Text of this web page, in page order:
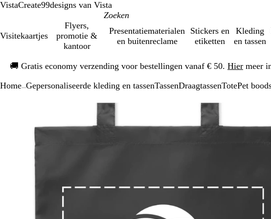
VistaCreate99designs van Vista
Visitekaartjes
Flyers,
promotie &
kantoor
Presentatiematerialen
en buitenreclame
Stickers en
etiketten
Kleding
en tassen
🚚 Gratis economy verzending voor bestellingen vanaf € 50. Hier meer
1
Home Gepersonaliseerde kleding en tassenTassenDraagtassenTotePet
afbeelding
te
mintoetsen
om
zwenken